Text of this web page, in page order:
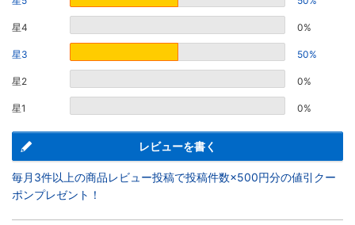
星4 0%
星3 50%
星2 0%
星1 0%
レビューを書く
毎月3件以上の商品レビュー投稿で投稿件数×500円分の値引クー
ポンプレゼント！